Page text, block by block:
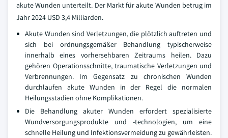
akute Wunden unterteilt. Der Markt für akute Wunden betrug im
Jahr 2024 USD 3,4 Milliarden.
Akute Wunden sind Verletzungen, die plötzlich auftreten und
sich bei ordnungsgemäßer Behandlung typischerweise
innerhalb eines vorhersehbaren Zeitraums heilen. Dazu
gehören Operationsschnitte, traumatische Verletzungen und
Verbrennungen. Im Gegensatz zu chronischen Wunden
durchlaufen akute Wunden in der Regel die normalen
Heilungsstadien ohne Komplikationen.
Die Behandlung akuter Wunden erfordert spezialisierte
Wundversorgungsprodukte und -technologien, um eine
schnelle Heilung und Infektionsvermeidung zu gewährleisten.